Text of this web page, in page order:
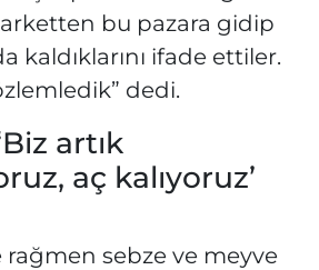
bu pazara gidip
kaldıklarını ifade ettiler.
dedi.
artık
aç kalıyoruz’
rağmen sebze ve meyve